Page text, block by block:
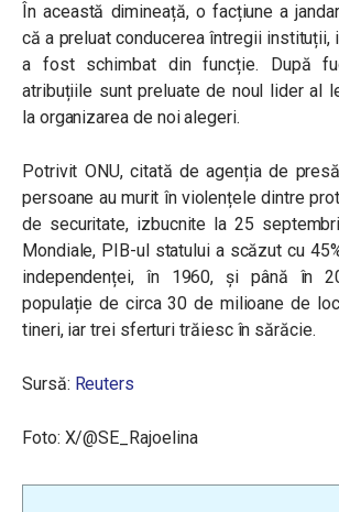
În această dimineață, o facțiune a
că a preluat conducerea întregii instituții,
a fost schimbat din funcție. După
atribuțiile sunt preluate de noul lider al
la organizarea de noi alegeri.
Potrivit ONU, citată de agenția de
persoane au murit în violențele dintre
de securitate, izbucnite la 25
Mondiale, PIB-ul statului a scăzut cu
independenței, în 1960, și până în
populație de circa 30 de milioane de
tineri, iar trei sferturi trăiesc în sărăcie.
Sursă: Reuters
Foto: X/@SE_Rajoelina